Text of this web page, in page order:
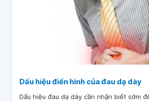
Dấu hiệu điển hình của đau dạ dày
Dấu hiệu đau dạ dày cần nhận biết sớm